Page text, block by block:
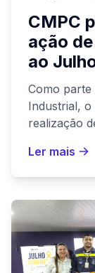
CMPC
ação
ao
Como parte
Industrial, o
realização
Ler mais